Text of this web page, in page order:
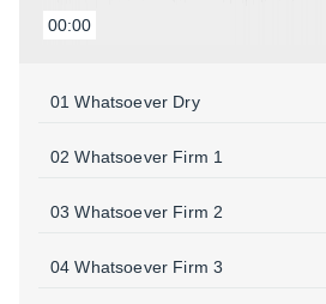
00:00
01 What­soe­ver Dry
02 What­soe­ver Firm 1
03 What­soe­ver Firm 2
04 What­soe­ver Firm 3